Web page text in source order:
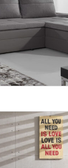
Porto
Więcej